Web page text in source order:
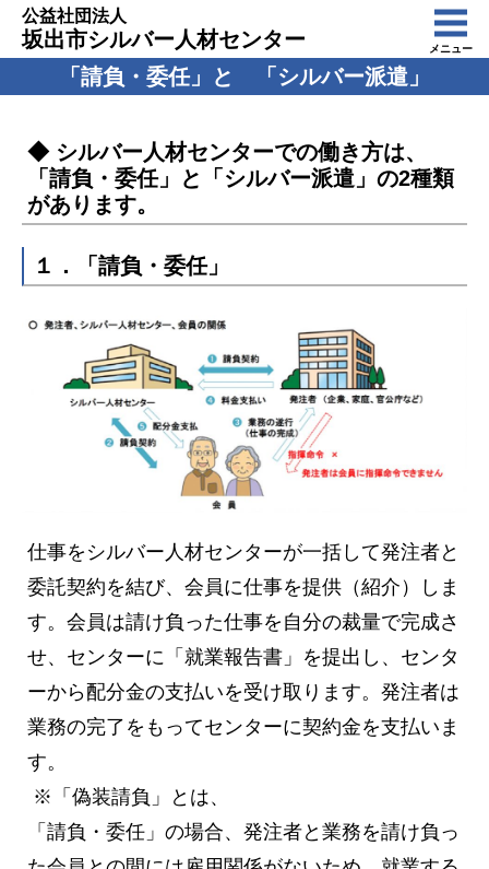
公益社団法人
坂出市シルバー人材センター メニュー
「請負・委任」と 「シルバー派遣」
◆ シルバー人材センターでの働き方は、
「請負・委任」と「シルバー派遣」の2種類
があります。
１．「請負・委任」
仕事をシルバー人材センターが一括して発注者と
委託契約を結び、会員に仕事を提供（紹介）しま
す。会員は請け負った仕事を自分の裁量で完成さ
せ、センターに「就業報告書」を提出し、センタ
ーから配分金の支払いを受け取ります。発注者は
業務の完了をもってセンターに契約金を支払いま
す。
※「偽装請負」とは、
「請負・委任」の場合、発注者と業務を請け負っ